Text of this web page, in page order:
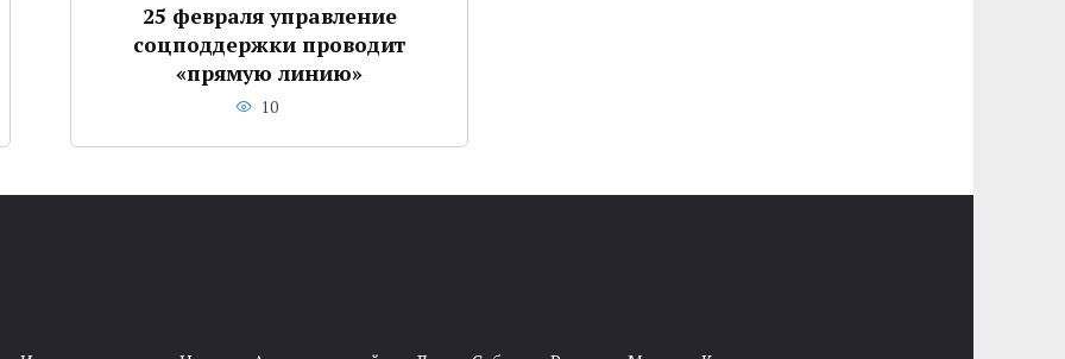
25 февраля управление
соцподдержки проводит
«прямую линию»
10